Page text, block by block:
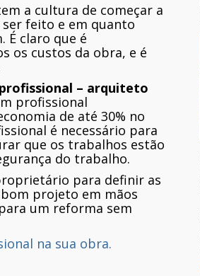
a cultura de começar a
feito e em quanto
É claro que é
os custos da obra, e é
– arquiteto
profissional
de até 30% no
é necessário para
que os trabalhos estão
do trabalho.
para definir as
projeto em mãos
um reforma sem
na sua obra.